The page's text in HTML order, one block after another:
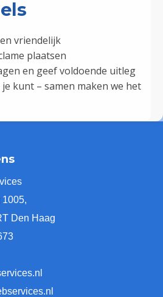
vriendelijk
plaatsen
en geef voldoende uitleg
kunt – samen maken we het
1005,
Den Haag